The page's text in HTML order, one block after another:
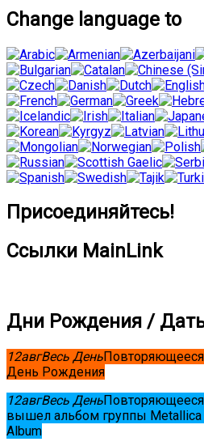
Change language to
Присоединяйтесь!
Ссылки MainLink
Дни Рождения /
12авгВесь День
День Рождения
12авгВесь День
вышел альбом группы Metallica
Album